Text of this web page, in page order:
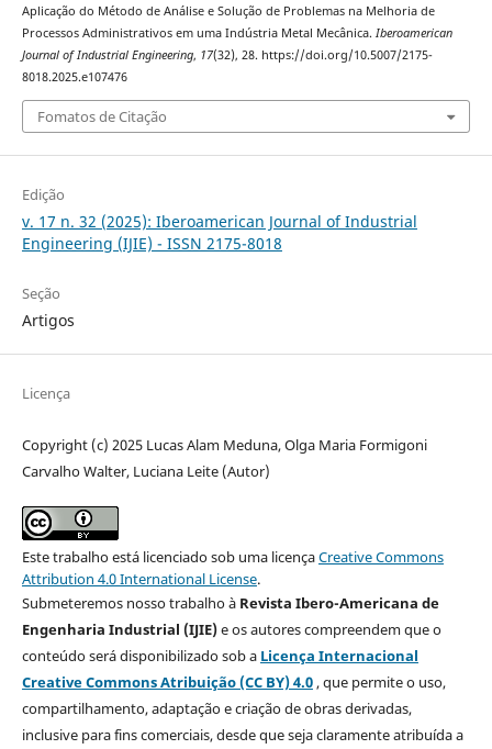
Aplicação do Método de Análise e Solução de Problemas na Melhoria de
Processos Administrativos em uma Indústria Metal Mecânica. Iberoamerican
Journal of Industrial Engineering, 17(32), 28. https://doi.org/10.5007/2175-
8018.2025.e107476
Fomatos de Citação
Edição
v. 17 n. 32 (2025): Iberoamerican Journal of Industrial
Engineering (IJIE) - ISSN 2175-8018
Seção
Artigos
Licença
Copyright (c) 2025 Lucas Alam Meduna, Olga Maria Formigoni
Carvalho Walter, Luciana Leite (Autor)
Este trabalho está licenciado sob uma licençaCreative Commons
Attribution 4.0 International License.
Submeteremos nosso trabalho à Revista Ibero-Americana de
Engenharia Industrial (IJIE)e os autores compreendem que o
conteúdo será disponibilizado sob a Licença Internacional
Creative Commons Atribuição (CC BY) 4.0, que permite o uso,
compartilhamento, adaptação e criação de obras derivadas,
inclusive para fins comerciais, desde que seja claramente atribuída a